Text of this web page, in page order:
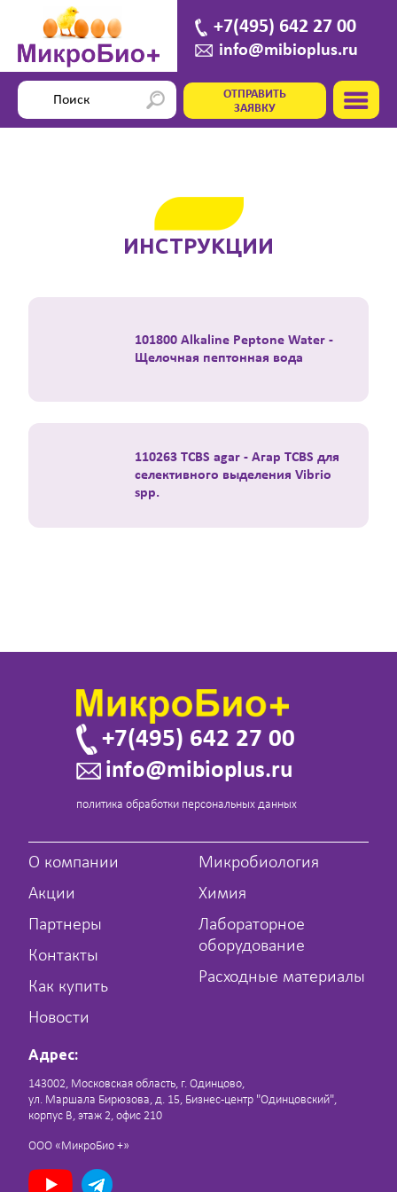
+7(495) 642 27 00
info@mibioplus.ru
ОТПРАВИТЬ
ЗАЯВКУ
ИНСТРУКЦИИ
101800 Alkaline Peptone Water -
Щелочная пептонная вода
110263 TCBS agar - Агар TCBS для
селективного выделения Vibrio
spp.
+7(495) 642 27 00
info@mibioplus.ru
политика обработки персональных данных
О компании
Акции
Партнеры
Контакты
Как купить
Новости
Микробиология
Химия
Лабораторное
оборудование
Расходные материалы
Адрес:
143002, Московская область, г. Одинцово,
ул. Маршала Бирюзова, д. 15, Бизнес-центр "Одинцовский",
корпус В, этаж 2, офис 210
ООО «МикроБио +»